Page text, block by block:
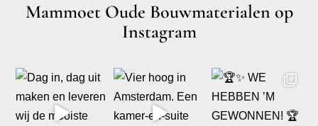
Mammoet Oude Bouwmaterialen op
Instagram